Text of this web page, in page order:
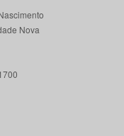
Nova